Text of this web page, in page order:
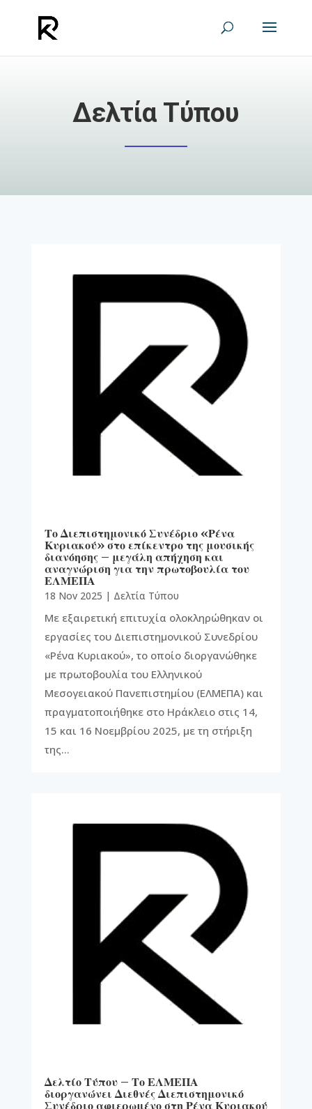
Δελτία Τύπου
Το Διεπιστημονικό Συνέδριο «Ρένα
Κυριακού» στο επίκεντρο της μουσικής
διανόησης – μεγάλη απήχηση και
αναγνώριση για την πρωτοβουλία του
ΕΛΜΕΠΑ
18 Nov 2025 | Δελτία Τύπου
Με εξαιρετική επιτυχία ολοκληρώθηκαν οι
εργασίες του Διεπιστημονικού Συνεδρίου
«Ρένα Κυριακού», το οποίο διοργανώθηκε
με πρωτοβουλία του Ελληνικού
Μεσογειακού Πανεπιστημίου (ΕΛΜΕΠΑ) και
πραγματοποιήθηκε στο Ηράκλειο στις 14,
15 και 16 Νοεμβρίου 2025, με τη στήριξη
της…
Δελτίο Τύπου – Το ΕΛΜΕΠΑ
διοργανώνει Διεθνές Διεπιστημονικό
Συνέδριο αφιερωμένο στη Ρένα Κυριακού